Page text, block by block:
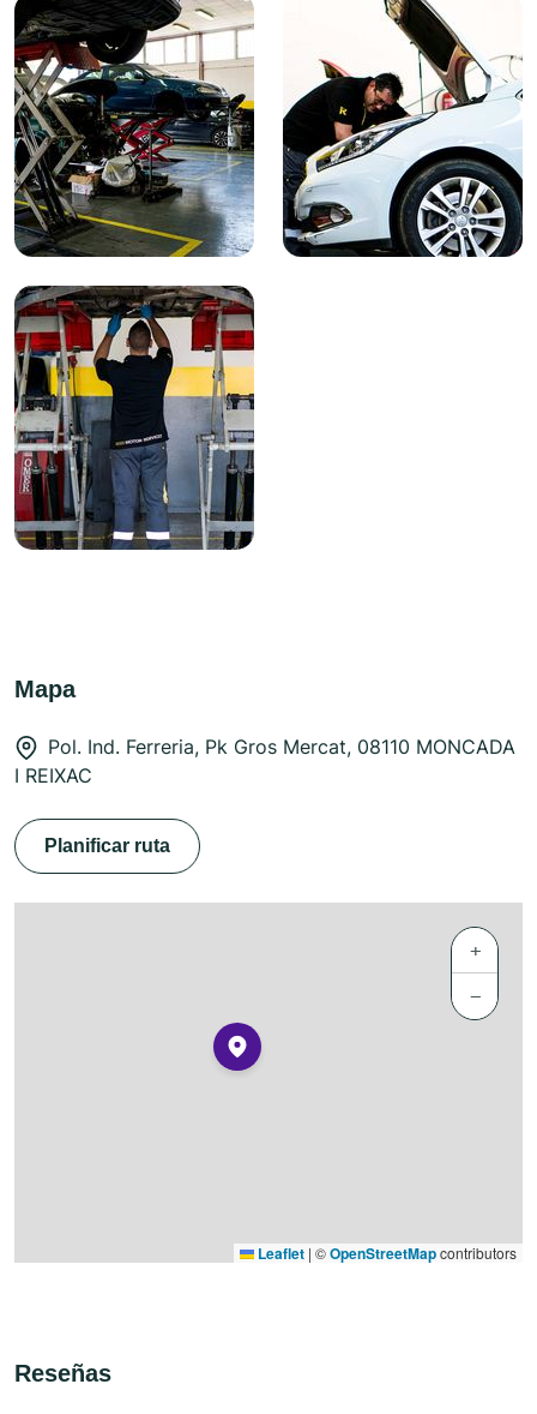
Mapa
Pol. Ind. Ferreria, Pk Gros Mercat, 08110 MONCADA
I REIXAC
Planificar ruta
+
−
Leaflet | ©OpenStreetMapcontributors
Reseñas